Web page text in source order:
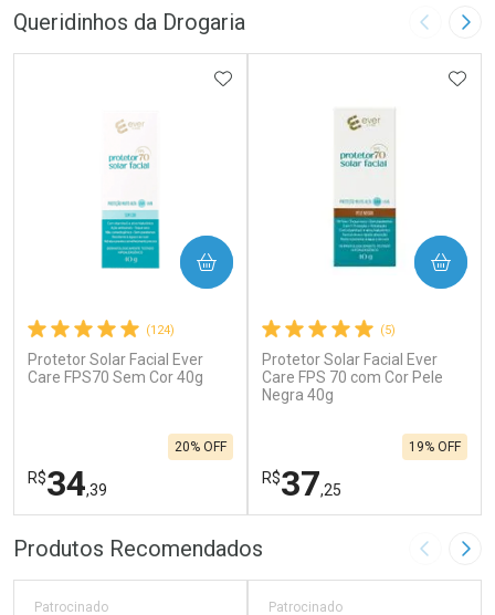
Queridinhos da Drogaria Imagem
(124)
Protetor Solar Facial Ever
Care FPS70 Sem Cor 40g
R$34,39
20% OFF
ADICIONAR AOS FAVORITOS
COMPRAR
FECHAR
Laboratório
FECHAR
Por Menos
(5)
Protetor Solar Facial Ever
Care FPS 70 com Cor Pele
Negra 40g
R$37,25
19% OFF
COMPRAR
Laboratório
Por Menos
Produtos Recomendados Imagem
Patrocinado Patrocinado